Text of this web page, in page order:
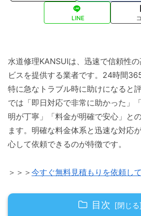
LINE
水道修理KANSUIは、迅速で信頼性
ビスを提供する業者です。24時間
特に急なトラブル時に助けになると
では「即日対応で非常に助かった」
明が丁寧」「料金が明確で安心」と
ます。明確な料金体系と迅速な対応
心して依頼できるのが特徴です。
＞＞＞ 今すぐ無料見積もりを依頼し
目次